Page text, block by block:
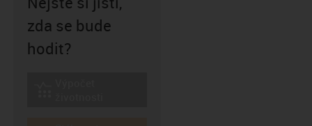
zda se bude
hodit?